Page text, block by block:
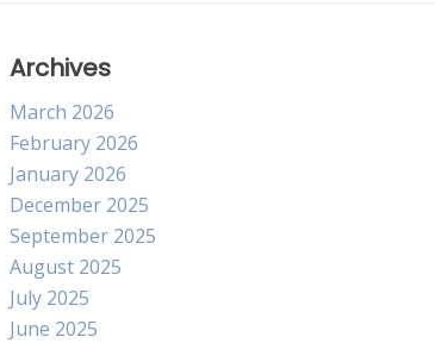
Archives
March 2026
February 2026
January 2026
December 2025
September 2025
August 2025
July 2025
June 2025